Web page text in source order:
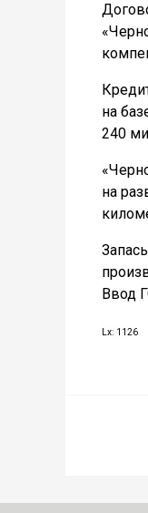
на
240
на
Ввод
Lx: 1126